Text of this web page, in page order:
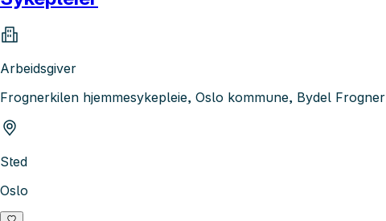
Arbeidsgiver
Frognerkilen hjemmesykepleie, Oslo kommune, Bydel Frogner
Sted
Oslo